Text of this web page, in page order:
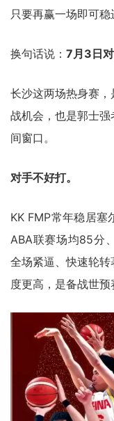
只要再赢一场即可稳
换句话说： 7月3日对
长沙这两场热身赛
战机会，也是郭士
间窗口。
对手不好打。
KK FMP常年稳居塞
ABA联赛场均85分
全场紧逼、快速轮
度更高，是备战世预